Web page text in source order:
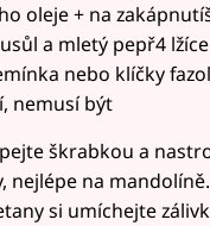
oleje + na
a mletý pepř4
nebo klíčky
nemusí být
škrabkou a
nejlépe na
si umíchejte